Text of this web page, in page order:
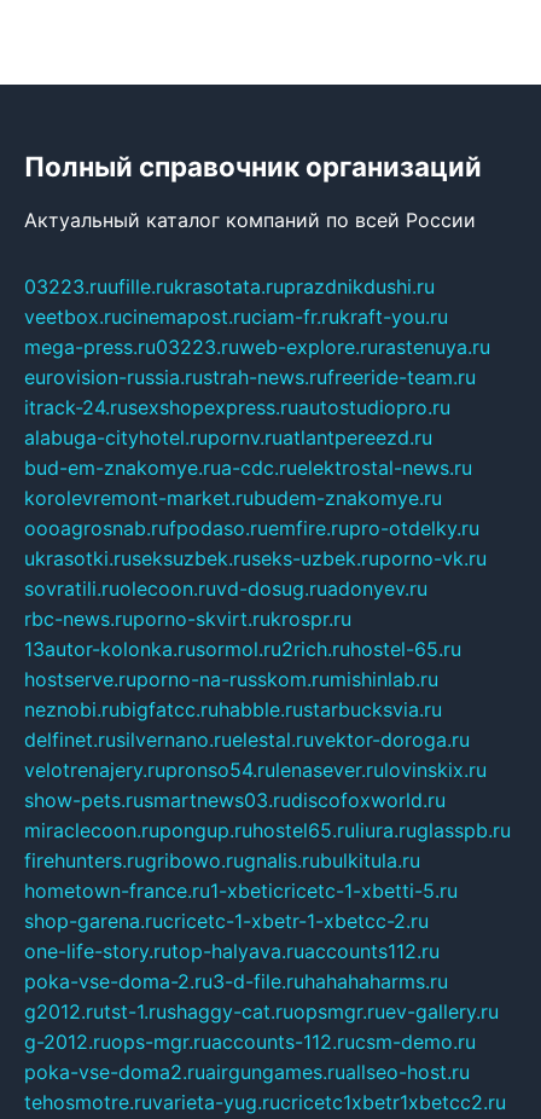
Полный справочник организаций
Актуальный каталог компаний по всей России
03223.ruufille.rukrasotata.ruprazdnikdushi.ru
veetbox.rucinemapost.ruciam-fr.rukraft-you.ru
mega-press.ru03223.ruweb-explore.rurastenuya.ru
eurovision-russia.rustrah-news.rufreeride-team.ru
itrack-24.rusexshopexpress.ruautostudiopro.ru
alabuga-cityhotel.rupornv.ruatlantpereezd.ru
bud-em-znakomye.rua-cdc.ruelektrostal-news.ru
korolevremont-market.rubudem-znakomye.ru
oooagrosnab.rufpodaso.ruemfire.rupro-otdelky.ru
ukrasotki.ruseksuzbek.ruseks-uzbek.ruporno-vk.ru
sovratili.ruolecoon.ruvd-dosug.ruadonyev.ru
rbc-news.ruporno-skvirt.rukrospr.ru
13autor-kolonka.rusormol.ru2rich.ruhostel-65.ru
hostserve.ruporno-na-russkom.rumishinlab.ru
neznobi.rubigfatcc.ruhabble.rustarbucksvia.ru
delfinet.rusilvernano.ruelestal.ruvektor-doroga.ru
velotrenajery.rupronso54.rulenasever.rulovinskix.ru
show-pets.rusmartnews03.rudiscofoxworld.ru
miraclecoon.rupongup.ruhostel65.ruliura.ruglasspb.ru
firehunters.rugribowo.rugnalis.rubulkitula.ru
hometown-france.ru1-xbeticricetc-1-xbetti-5.ru
shop-garena.rucricetc-1-xbetr-1-xbetcc-2.ru
one-life-story.rutop-halyava.ruaccounts112.ru
poka-vse-doma-2.ru3-d-file.ruhahahaharms.ru
g2012.rutst-1.rushaggy-cat.ruopsmgr.ruev-gallery.ru
g-2012.ruops-mgr.ruaccounts-112.rucsm-demo.ru
poka-vse-doma2.ruairgungames.ruallseo-host.ru
tehosmotre.ruvarieta-yug.rucricetc1xbetr1xbetcc2.ru